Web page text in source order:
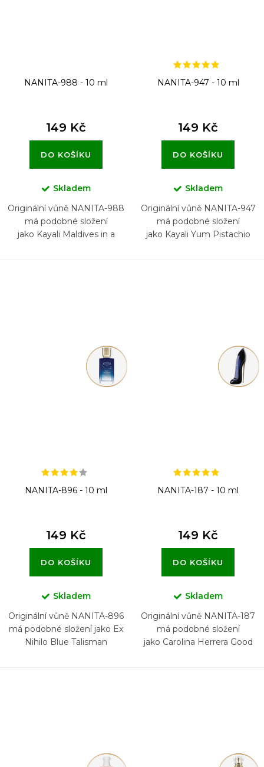
NANITA-988 - 10 ml
149 Kč
DO KOŠÍKU
Skladem
Originální vůně NANITA-988
má podobné složení
jako Kayali Maldives in a
NANITA-947 - 10 ml
149 Kč
DO KOŠÍKU
Skladem
Originální vůně NANITA-947
má podobné složení
jako Kayali Yum Pistachio
NANITA-896 - 10 ml
149 Kč
DO KOŠÍKU
Skladem
Originální vůně NANITA-896
má podobné složení jako Ex
Nihilo Blue Talisman
NANITA-187 - 10 ml
149 Kč
DO KOŠÍKU
Skladem
Originální vůně NANITA-187
má podobné složení
jako Carolina Herrera Good